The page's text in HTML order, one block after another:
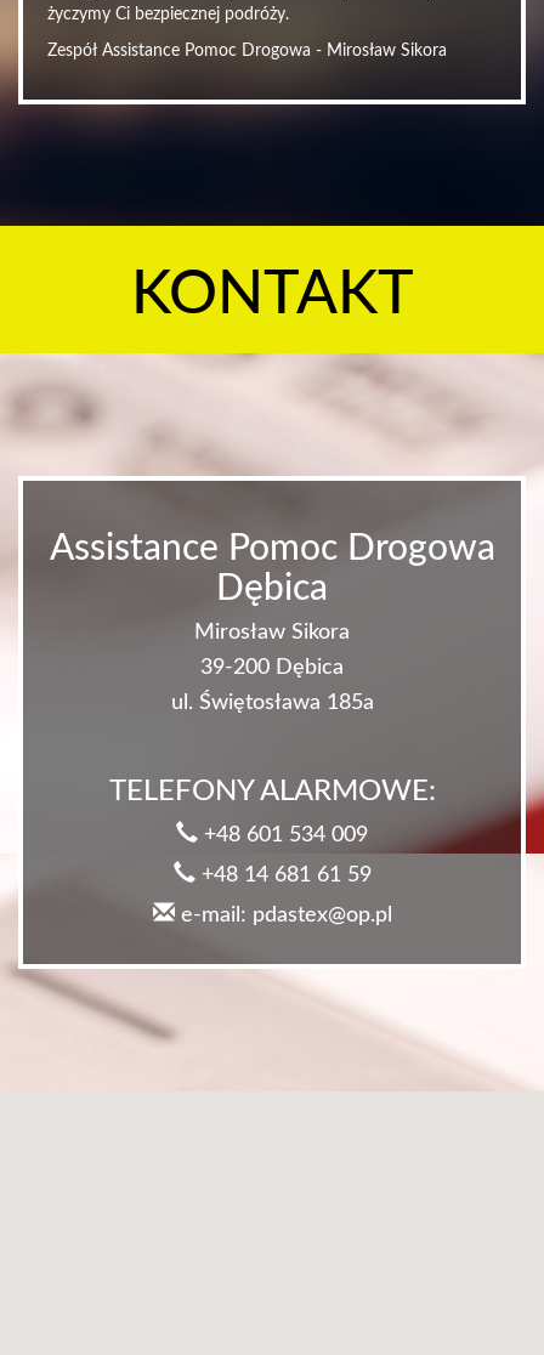
życzymy Ci bezpiecznej podróży.
Zespół Assistance Pomoc Drogowa - Mirosław Sikora
KONTAKT
Assistance Pomoc Drogowa
Dębica
Mirosław Sikora
39-200 Dębica
ul. Świętosława 185a
TELEFONY ALARMOWE:
+48 601 534 009
+48 14 681 61 59
e-mail: pdastex@op.pl